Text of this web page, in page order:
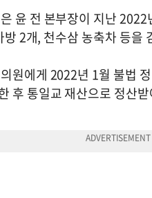
윤 전 본부장이 지난
2개, 천수삼 농축차 등을
원에게 2022년 1월 불법
후 통일교 재산으로 정산